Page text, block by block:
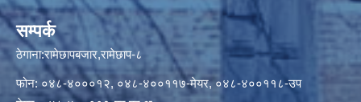
सम्पर्क
ठेगाना:रामेछापबजार,रामेछाप-८
फोन: ०४८-४०००१२, ०४८-४००११७-मेयर, ०४८-४००११८-उप